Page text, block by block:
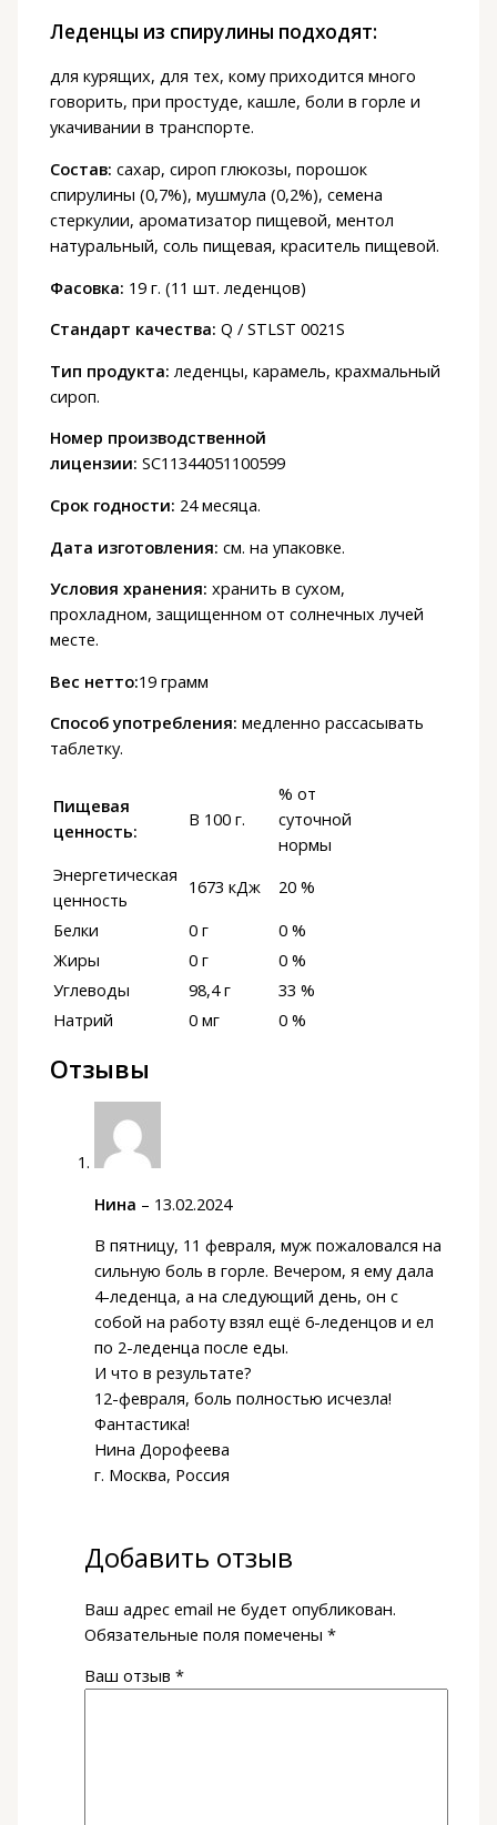
Леденцы из спирулины подходят:
для курящих, для тех, кому приходится много
говорить, при простуде, кашле, боли в горле и
укачивании в транспорте.
Состав: сахар, сироп глюкозы, порошок
спирулины (0,7%), мушмула (0,2%), семена
стеркулии, ароматизатор пищевой, ментол
натуральный, соль пищевая, краситель пищевой.
Фасовка: 19 г. (11 шт. леденцов)
Стандарт качества: Q / STLST 0021S
Тип продукта: леденцы, карамель, крахмальный
сироп.
Номер производственной
лицензии: SC11344051100599
Срок годности: 24 месяца.
Дата изготовления: см. на упаковке.
Условия хранения: хранить в сухом,
прохладном, защищенном от солнечных лучей
месте.
Вес нетто:19 грамм
Способ употребления:медленно рассасывать
таблетку.
Пищевая
ценность:
В 100 г.
% от
суточной
нормы
Энергетическая
ценность
1673 кДж
20 %
Белки
0 г
0 %
Жиры
0 г
0 %
Углеводы
98,4 г
33 %
Натрий
0 мг 0 %
Отзывы
Нина – 13.02.2024
В пятницу, 11 февраля, муж пожаловался на
сильную боль в горле. Вечером, я ему дала
4-леденца, а на следующий день, он с
собой на работу взял ещё 6-леденцов и ел
по 2-леденца после еды.
И что в результате?
12-февраля, боль полностью исчезла!
Фантастика!
Нина Дорофеева
г. Москва, Россия
Добавить отзыв
Ваш адрес email не будет опубликован.
Обязательные поля помечены*
Ваш отзыв*